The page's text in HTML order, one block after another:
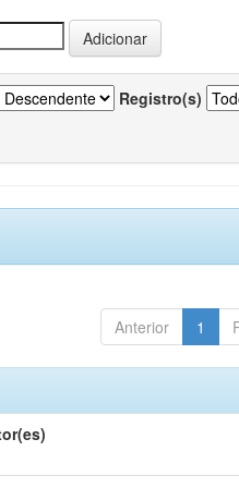
Registro(s)
Anterior 1